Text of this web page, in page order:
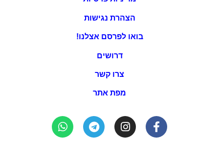
הצהרת נגישות
בואו לפרסם אצלנו!
דרושים
צרו קשר
מפת אתר